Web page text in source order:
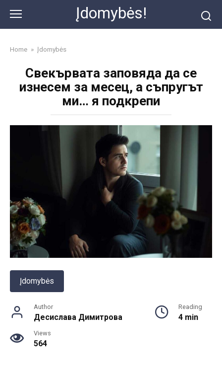
content
Įdomybės!
Home » Įdomybės
Свекървата заповяда да се
изнесем за месец, а съпругът
ми… я подкрепи
Įdomybės
Author
Десислава Димитрова
Reading
4 min
Views
564